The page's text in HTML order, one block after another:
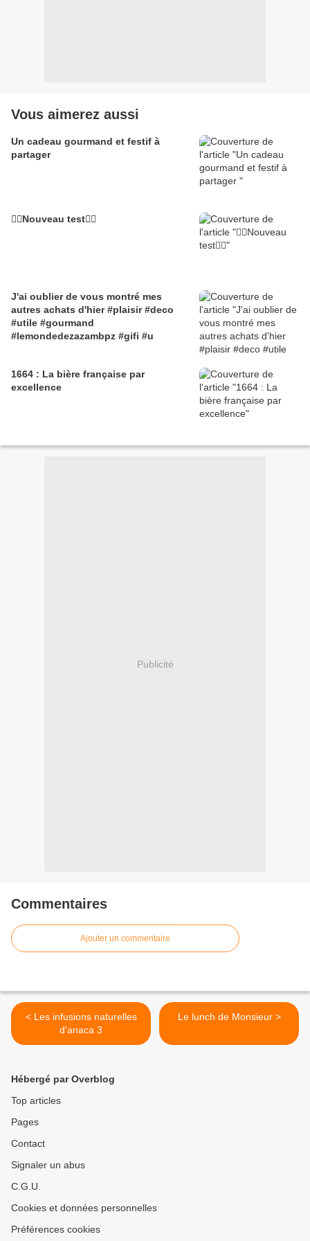
Vous aimerez aussi
Un cadeau gourmand et festif à
partager
🙋‍♀️Nouveau test🙋‍♀️
J'ai oublier de vous montré mes
autres achats d'hier #plaisir #deco
#utile #gourmand
#lemondedezazambpz #gifi #u
1664 : La bière française par
excellence
Publicité
Commentaires
Ajouter un commentaire
< Les infusions naturelles
d'anaca 3
Le lunch de Monsieur >
Hébergé par Overblog
Top articles
Pages
Contact
Signaler un abus
C.G.U.
Cookies et données personnelles
Préférences cookies